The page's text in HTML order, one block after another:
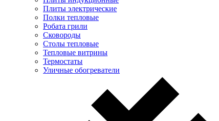
Плиты электрические
Полки тепловые
Робата грили
Сковороды
Столы тепловые
Тепловые витрины
Термостаты
Уличные обогреватели